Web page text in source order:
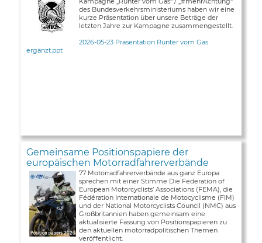
des Bundesverkehrsministeriums haben wir eine
kurze Präsentation über unsere Beträge der
letzten Jahre zur Kampagne zusammengestellt.
2026-05-23 Präsentation Runter vom Gas
ergänzt.ppt
Gemeinsame Positionspapiere der
europäischen Motorradfahrerverbände
77 Motorradfahrerverbände aus ganz Europa
sprechen mit einer Stimme Die Federation of
European Motorcyclists’ Associations (FEMA), die
Fédération Internationale de Motocyclisme (FIM)
und der National Motorcyclists Council (NMC) aus
Großbritannien haben gemeinsam eine
aktualisierte Fassung von Positionspapieren zu
den aktuellen motorradpolitischen Themen
veröffentlicht.